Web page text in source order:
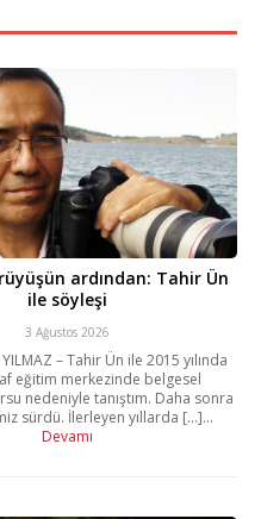
ardından: Tahir Ün
ile söyleşi
3 Ağustos 2026
YILMAZ – Tahir Ün ile 2015 yılında
eğitim merkezinde belgesel
nedeniyle tanıştım. Daha sonra
sürdü. İlerleyen yıllarda [...]...
Devamı